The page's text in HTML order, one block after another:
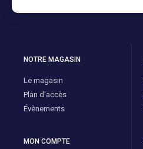
NOTRE MAGASIN
Le magasin
Plan d'accès
Évènements
MON COMPTE